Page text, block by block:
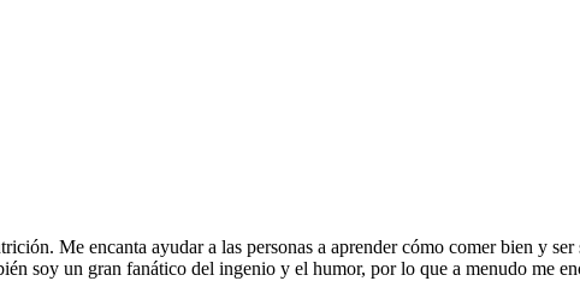
Me encanta ayudar a las personas a aprender cómo comer bien y
soy un gran fanático del ingenio y el humor, por lo que a menudo me